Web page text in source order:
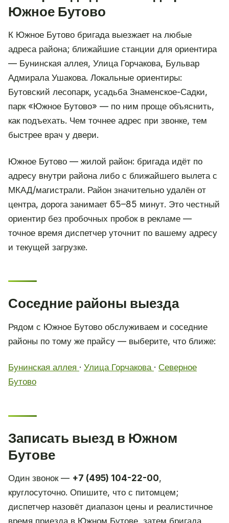
Южное Бутово
К Южное Бутово бригада выезжает на любые
адреса района; ближайшие станции для ориентира
— Бунинская аллея, Улица Горчакова, Бульвар
Адмирала Ушакова. Локальные ориентиры:
Бутовский лесопарк, усадьба Знаменское-Садки,
парк «Южное Бутово» — по ним проще объяснить,
как подъехать. Чем точнее адрес при звонке, тем
быстрее врач у двери.
Южное Бутово — жилой район: бригада идёт по
адресу внутри района либо с ближайшего вылета с
МКАД/магистрали. Район значительно удалён от
центра, дорога занимает 65–85 минут. Это честный
ориентир без пробочных пробок в рекламе —
точное время диспетчер уточнит по вашему адресу
и текущей загрузке.
Соседние районы выезда
Рядом с Южное Бутово обслуживаем и соседние
районы по тому же прайсу — выберите, что ближе:
Бунинская аллея · Улица Горчакова · Северное
Бутово
Записать выезд в Южном
Бутове
Один звонок — +7 (495) 104-22-00,
круглосуточно. Опишите, что с питомцем;
диспетчер назовёт диапазон цены и реалистичное